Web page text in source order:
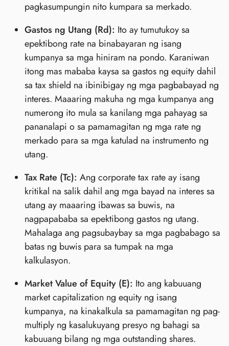
pagkasumpungin nito kumpara sa merkado.
Gastos ng Utang (Rd): Ito ay tumutukoy sa
epektibong rate na binabayaran ng isang
kumpanya sa mga hiniram na pondo. Karaniwan
itong mas mababa kaysa sa gastos ng equity dahil
sa tax shield na ibinibigay ng mga pagbabayad ng
interes. Maaaring makuha ng mga kumpanya ang
numerong ito mula sa kanilang mga pahayag sa
pananalapi o sa pamamagitan ng mga rate ng
merkado para sa mga katulad na instrumento ng
utang.
Tax Rate (Tc): Ang corporate tax rate ay isang
kritikal na salik dahil ang mga bayad na interes sa
utang ay maaaring ibawas sa buwis, na
nagpapababa sa epektibong gastos ng utang.
Mahalaga ang pagsubaybay sa mga pagbabago sa
batas ng buwis para sa tumpak na mga
kalkulasyon.
Market Value of Equity (E): Ito ang kabuuang
market capitalization ng equity ng isang
kumpanya, na kinakalkula sa pamamagitan ng pag-
multiply ng kasalukuyang presyo ng bahagi sa
kabuuang bilang ng mga outstanding shares.